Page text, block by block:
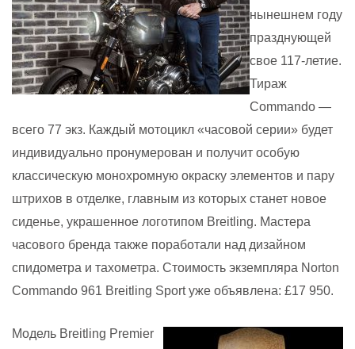
нынешнем году
празднующей
свое 117-летие.
Тираж
Commando —
всего 77 экз. Каждый мотоцикл «часовой серии» будет
индивидуально пронумерован и получит особую
классическую монохромную окраску элементов и пару
штрихов в отделке, главным из которых станет новое
сиденье, украшенное логотипом Breitling. Мастера
часового бренда также поработали над дизайном
спидометра и тахометра. Стоимость экземпляра Norton
Commando 961 Breitling Sport уже объявлена: £17 950.
Модель Breitling Premier